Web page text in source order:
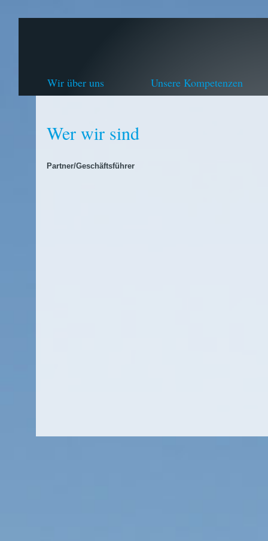
Wir über uns Unsere Kompetenzen
Wer wir sind
Partner/Geschäftsführer